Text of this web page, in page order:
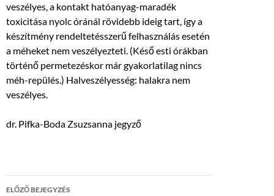
veszélyes, a kontakt hatóanyag-maradék
toxicitása nyolc óránál rövidebb ideig tart, így a
készítmény rendeltetésszerű felhasználás esetén
a méheket nem veszélyezteti. (Késő esti órákban
történő permetezéskor már gyakorlatilag nincs
méh-repülés.) Halveszélyesség: halakra nem
veszélyes.
dr. Pifka-Boda Zsuzsanna jegyző
Bejegyzés
ELŐZŐ BEJEGYZÉS